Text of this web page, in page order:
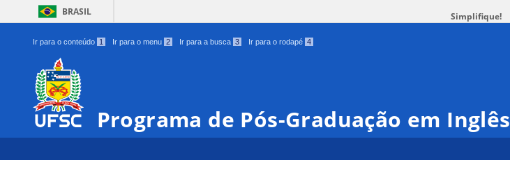
BRASIL Simplifique!
Ir para o conteúdo 1 Ir para o menu 2 Ir para a busca 3 Ir para o rodapé 4
Programa de Pós-Graduação em Inglês